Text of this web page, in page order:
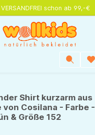
VERSANDFREI schon ab 99,-€
Shirt kurzarm aus
von Cosilana - Farbe -
& Größe 152